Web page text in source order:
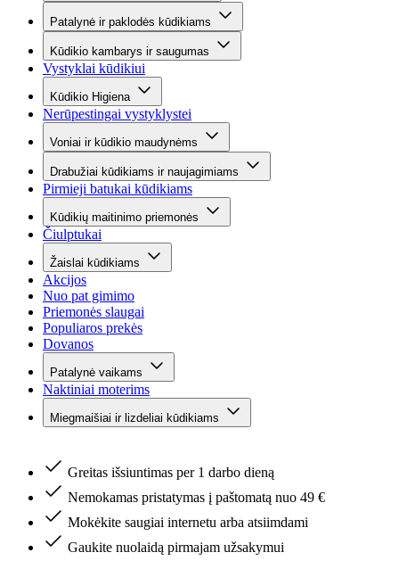
Patalynė ir paklodės kūdikiams
Kūdikio kambarys ir saugumas
Vystyklai kūdikiui
Kūdikio Higiena
Nerūpestingai vystyklystei
Voniai ir kūdikio maudynėms
Drabužiai kūdikiams ir naujagimiams
Pirmieji batukai kūdikiams
Kūdikių maitinimo priemonės
Čiulptukai
Žaislai kūdikiams
Akcijos
Nuo pat gimimo
Priemonės slaugai
Populiaros prekės
Dovanos
Patalynė vaikams
Naktiniai moterims
Miegmaišiai ir lizdeliai kūdikiams
Greitas išsiuntimas per 1 darbo dieną
Nemokamas pristatymas į paštomatą nuo 49 €
Mokėkite saugiai internetu arba atsiimdami
Gaukite nuolaidą pirmajam užsakymui